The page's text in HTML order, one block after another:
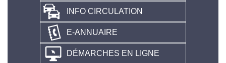
INFO CIRCULATION
E-ANNUAIRE
DÉMARCHES EN LIGNE